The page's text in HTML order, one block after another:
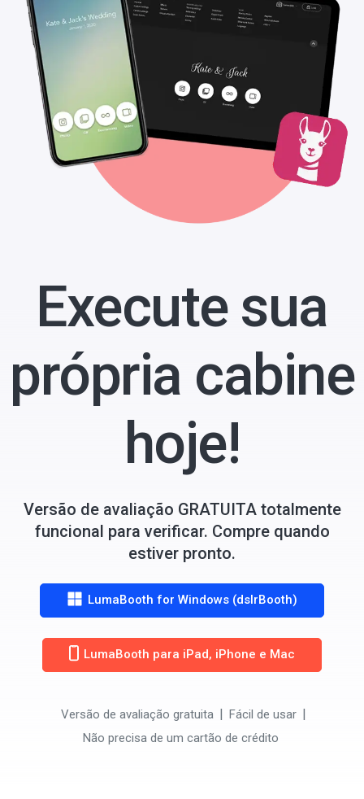
Execute sua
própria cabine
hoje!
Versão de avaliação GRATUITA totalmente
funcional para verificar. Compre quando
estiver pronto.
LumaBooth for Windows (dslrBooth)
LumaBooth para iPad, iPhone e Mac
Versão de avaliação gratuita
Fácil de usar
Não precisa de um cartão de crédito